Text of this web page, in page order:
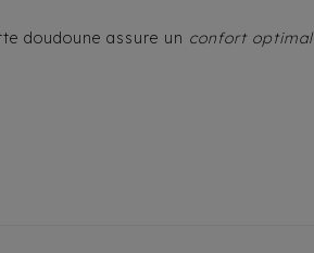
doudoune assure un confort optimal